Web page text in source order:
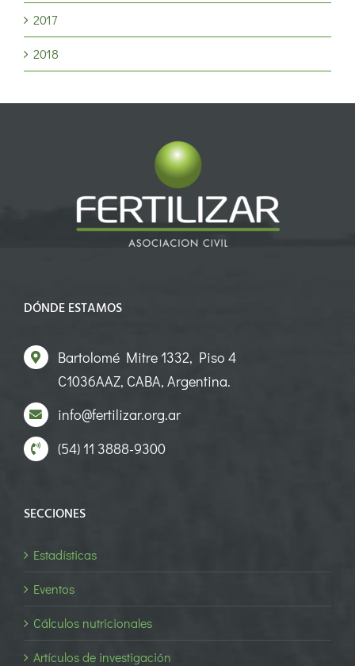
2017
2018
DÓNDE ESTAMOS
Bartolomé Mitre 1332, Piso 4
C1036AAZ, CABA, Argentina.
info@fertilizar.org.ar
(54) 11 3888-9300
SECCIONES
Estadísticas
Eventos
Cálculos nutricionales
Artículos de investigación